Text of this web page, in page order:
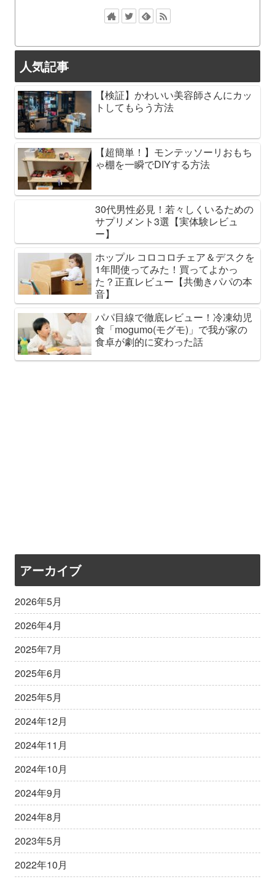
人気記事
【検証】かわいい美容師さんにカッ
トしてもらう方法
【超簡単！】モンテッソーリおもち
ゃ棚を一瞬でDIYする方法
30代男性必見！若々しくいるための
サプリメント3選【実体験レビュ
ー】
ホップル コロコロチェア＆デスクを
1年間使ってみた！買ってよかっ
た？正直レビュー【共働きパパの本
音】
パパ目線で徹底レビュー！冷凍幼児
食「mogumo(モグモ)」で我が家の
食卓が劇的に変わった話
アーカイブ
2026年5月
2026年4月
2025年7月
2025年6月
2025年5月
2024年12月
2024年11月
2024年10月
2024年9月
2024年8月
2023年5月
2022年10月